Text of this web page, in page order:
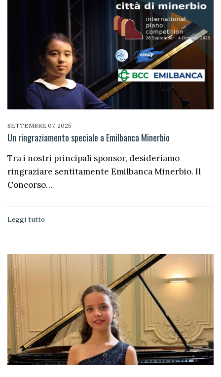
SETTEMBRE 07, 2025
Un ringraziamento speciale a Emilbanca Minerbio
Tra i nostri principali sponsor, desideriamo
ringraziare sentitamente Emilbanca Minerbio. Il
Concorso…
Leggi tutto